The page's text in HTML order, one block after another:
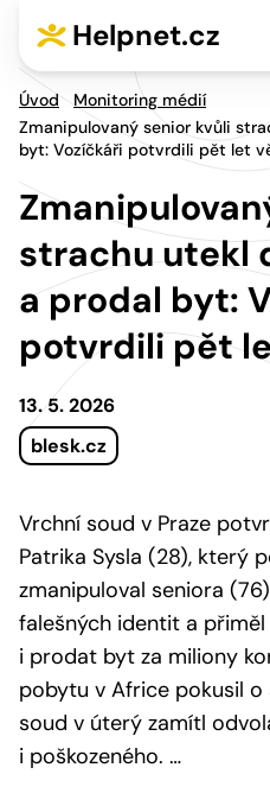
Helpnet.cz
Úvod
Monitoring médií
Zmanipulovaný senior kvůli
byt: Vozíčkáři potvrdili pět let
strachu utekl
a prodal byt:
potvrdili pět
13. 5. 2026
blesk.cz
Vrchní soud v Praze
Patrika Sysla (28), který
zmanipuloval seniora
falešných identit a
i prodat byt za miliony
pobytu v Africe pokusil o
soud v úterý zamítl
i poškozeného. …